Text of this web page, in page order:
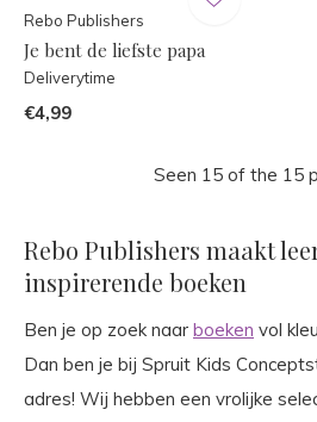
Rebo Publishers
Je bent de liefste papa
Deliverytime
€4,99
Seen 15 of the 15
Rebo Publishers maakt
inspirerende boeken
Ben je op zoek naar boeken vol
Dan ben je bij Spruit Kids
adres! Wij hebben een vrolijke